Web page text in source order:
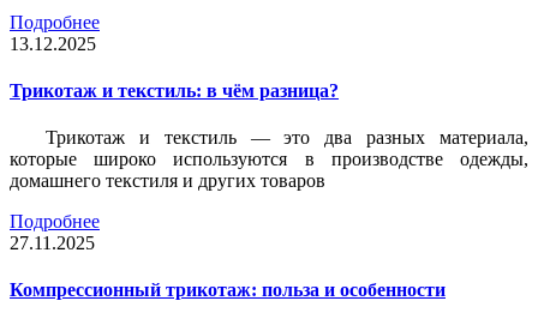
Подробнее
13.12.2025
Трикотаж и текстиль: в чём разница?
Трикотаж и текстиль — это два разных материала,
которые широко используются в производстве одежды,
домашнего текстиля и других товаров
Подробнее
27.11.2025
Компрессионный трикотаж: польза и особенности